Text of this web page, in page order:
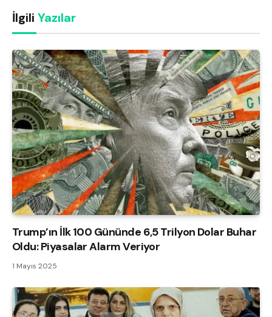
İlgili Yazılar
Trump’ın İlk 100 Gününde 6,5 Trilyon Dolar Buhar
Oldu: Piyasalar Alarm Veriyor
1 Mayıs 2025